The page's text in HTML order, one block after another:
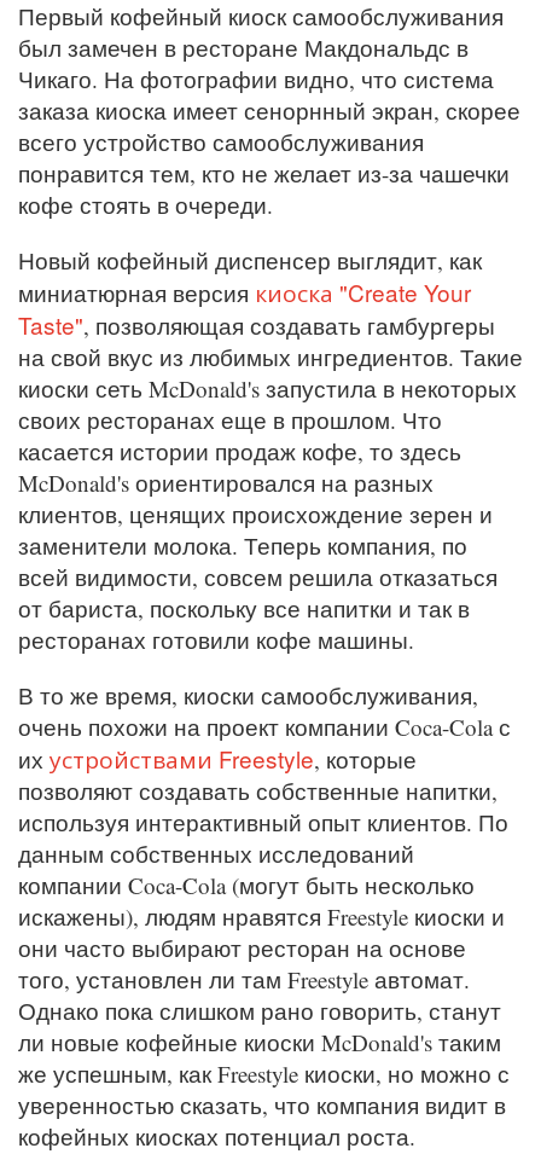
Первый кофейный киоск самообслуживания
был замечен в ресторане Макдональдс в
Чикаго. На фотографии видно, что система
заказа киоска имеет сенорнный экран, скорее
всего устройство самообслуживания
понравится тем, кто не желает из-за чашечки
кофе стоять в очереди.
Новый кофейный диспенсер выглядит, как
миниатюрная версия киоска "Create Your
Taste", позволяющая создавать гамбургеры
на свой вкус из любимых ингредиентов. Такие
киоски сеть McDonald's запустила в некоторых
своих ресторанах еще в прошлом. Что
касается истории продаж кофе, то здесь
McDonald's ориентировался на разных
клиентов, ценящих происхождение зерен и
заменители молока. Теперь компания, по
всей видимости, совсем решила отказаться
от бариста, поскольку все напитки и так в
ресторанах готовили кофе машины.
В то же время, киоски самообслуживания,
очень похожи на проект компании Coca-Cola с
их устройствами Freestyle, которые
позволяют создавать собственные напитки,
используя интерактивный опыт клиентов. По
данным собственных исследований
компании Coca-Cola (могут быть несколько
искажены), людям нравятся Freestyle киоски и
они часто выбирают ресторан на основе
того, установлен ли там Freestyle автомат.
Однако пока слишком рано говорить, станут
ли новые кофейные киоски McDonald's таким
же успешным, как Freestyle киоски, но можно с
уверенностью сказать, что компания видит в
кофейных киосках потенциал роста.